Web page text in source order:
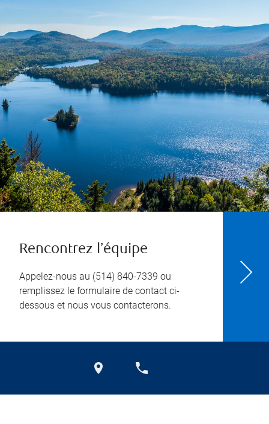
Rencontrez l’équipe
Appelez-nous au (514) 840-7339 ou
remplissez le formulaire de contact ci-
dessous et nous vous contacterons.